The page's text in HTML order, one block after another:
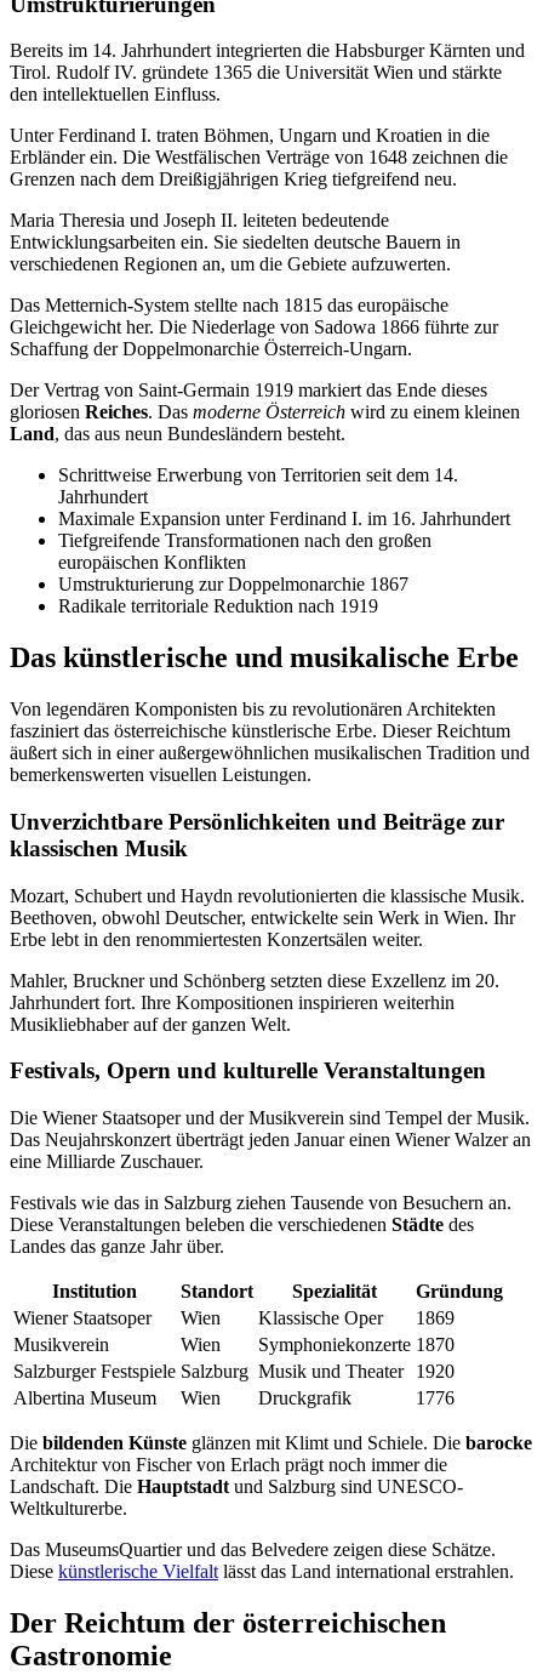
Bereits im 14. Jahrhundert integrierten die Habsburger Kärnten und
Tirol. Rudolf IV. gründete 1365 die Universität Wien und stärkte
den intellektuellen Einfluss.
Unter Ferdinand I. traten Böhmen, Ungarn und Kroatien in die
Erbländer ein. Die Westfälischen Verträge von 1648 zeichnen die
Grenzen nach dem Dreißigjährigen Krieg tiefgreifend neu.
Maria Theresia und Joseph II. leiteten bedeutende
Entwicklungsarbeiten ein. Sie siedelten deutsche Bauern in
verschiedenen Regionen an, um die Gebiete aufzuwerten.
Das Metternich-System stellte nach 1815 das europäische
Gleichgewicht her. Die Niederlage von Sadowa 1866 führte zur
Schaffung der Doppelmonarchie Österreich-Ungarn.
Der Vertrag von Saint-Germain 1919 markiert das Ende dieses
gloriosen Reiches. Das moderne Österreich wird zu einem kleinen
Land, das aus neun Bundesländern besteht.
Schrittweise Erwerbung von Territorien seit dem 14.
Jahrhundert
Maximale Expansion unter Ferdinand I. im 16. Jahrhundert
Tiefgreifende Transformationen nach den großen
europäischen Konflikten
Umstrukturierung zur Doppelmonarchie 1867
Radikale territoriale Reduktion nach 1919
Das künstlerische und musikalische Erbe
Von legendären Komponisten bis zu revolutionären Architekten
fasziniert das österreichische künstlerische Erbe. Dieser Reichtum
äußert sich in einer außergewöhnlichen musikalischen Tradition und
bemerkenswerten visuellen Leistungen.
Unverzichtbare Persönlichkeiten und Beiträge zur
klassischen Musik
Mozart, Schubert und Haydn revolutionierten die klassische Musik.
Beethoven, obwohl Deutscher, entwickelte sein Werk in Wien. Ihr
Erbe lebt in den renommiertesten Konzertsälen weiter.
Mahler, Bruckner und Schönberg setzten diese Exzellenz im 20.
Jahrhundert fort. Ihre Kompositionen inspirieren weiterhin
Musikliebhaber auf der ganzen Welt.
Festivals, Opern und kulturelle Veranstaltungen
Die Wiener Staatsoper und der Musikverein sind Tempel der Musik.
Das Neujahrskonzert überträgt jeden Januar einen Wiener Walzer an
eine Milliarde Zuschauer.
Festivals wie das in Salzburg ziehen Tausende von Besuchern an.
Diese Veranstaltungen beleben die verschiedenen Städte des
Landes das ganze Jahr über.
Institution Standort Spezialität
Gründung
Wiener Staatsoper
Wien Klassische Oper
1869
Musikverein
Wien Symphoniekonzerte 1870
Salzburger Festspiele Salzburg Musik und Theater
1920
Albertina Museum
Wien Druckgrafik 1776
Die bildenden Künste glänzen mit Klimt und Schiele. Die barocke
Architektur von Fischer von Erlach prägt noch immer die
Landschaft. Die Hauptstadt und Salzburg sind UNESCO-
Weltkulturerbe.
Das MuseumsQuartier und das Belvedere zeigen diese Schätze.
Diese künstlerische Vielfalt lässt das Land international erstrahlen.
Der Reichtum der österreichischen
Gastronomie